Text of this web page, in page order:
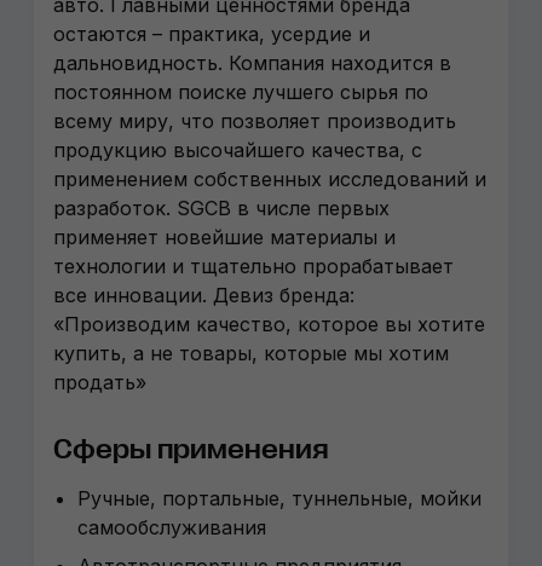
авто. Главными ценностями бренда
остаются – практика, усердие и
дальновидность. Компания находится в
постоянном поиске лучшего сырья по
всему миру, что позволяет производить
продукцию высочайшего качества, с
применением собственных исследований и
разработок. SGCB в числе первых
применяет новейшие материалы и
технологии и тщательно прорабатывает
все инновации. Девиз бренда:
«Производим качество, которое вы хотите
купить, а не товары, которые мы хотим
продать»
Сферы применения
Ручные, портальные, туннельные, мойки
самообслуживания